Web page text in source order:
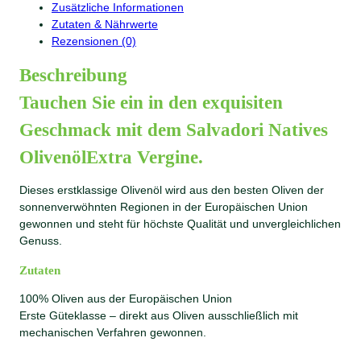
r
P
s
w
r
:
9
,
€
8
,
€
.
v
e
s
l
i
e
n
ö
l
x
r
a
V
Zusätzliche Informationen
Zutaten & Nährwerte
Rezensionen (0)
Beschreibung
Tauchen Sie ein in den exquisiten
Geschmack mit dem Salvadori Natives
OlivenölExtra Vergine.
Dieses erstklassige Olivenöl wird aus den besten Oliven der
sonnenverwöhnten Regionen in der Europäischen Union
gewonnen und steht für höchste Qualität und unvergleichlichen
Genuss.
Zutaten
100% Oliven aus der Europäischen Union
Erste Güteklasse – direkt aus Oliven ausschließlich mit
mechanischen Verfahren gewonnen.